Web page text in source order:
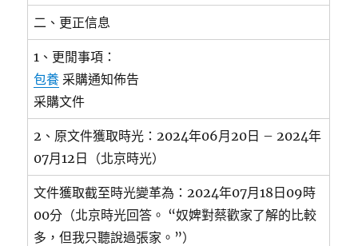
二、更正信息
1、更閒事項：
包養 采購通知佈告
采購文件
2、原文件獲取時光：2024年06月20日 – 2024年
07月12日（北京時光）
文件獲取截至時光變革為：2024年07月18日09時
00分（北京時光回答。 “奴婢對蔡歡家了解的比較
多，但我只聽說過張家。”）